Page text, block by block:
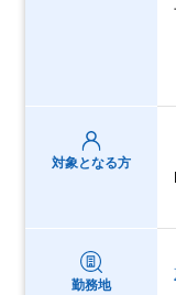
対象となる方
勤務地